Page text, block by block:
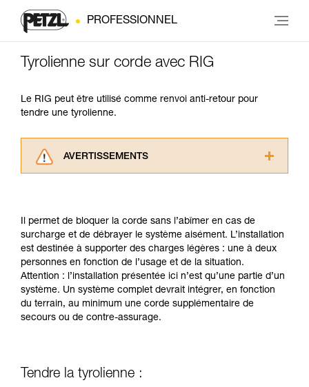
PROFESSIONNEL
Tyrolienne sur corde avec RIG
Le RIG peut être utilisé comme renvoi anti-retour pour
tendre une tyrolienne.
AVERTISSEMENTS
informations de la notice technique pour
pouvoir comprendre ce complément
d’informations.
Maîtriser ces techniques nécessite une
formation et un entraînement spécifique. Validez
avec un professionnel votre capacité à refaire
la manipulation, seul, en toute sécurité, avant
de la reproduire en autonomie.
Il permet de bloquer la corde sans l’abîmer en cas de
surcharge et de débrayer le système aisément. L’installation
est destinée à supporter des charges légères : une à deux
personnes en fonction de l’usage et de la situation.
Attention : l’installation présentée ici n’est qu’une partie d’un
système. Un système complet devrait intégrer, en fonction
du terrain, au minimum une corde supplémentaire de
secours ou de contre-assurage.
Tendre la tyrolienne :